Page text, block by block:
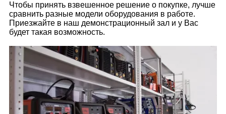
Чтобы принять взвешенное решение о покупке, лучше
сравнить разные модели оборудования в работе.
Приезжайте в наш демонстрационный зал и у Вас
будет такая возможность.